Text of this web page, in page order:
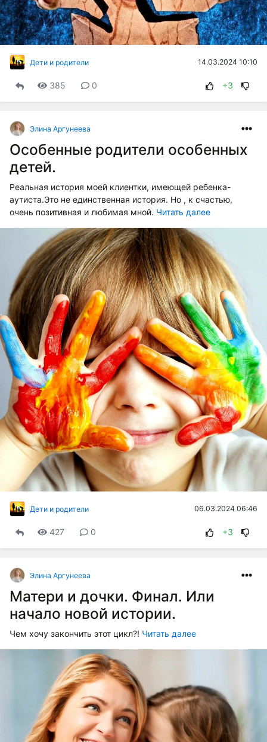
Дети и родители 14.03.2024 10:10
385 0 +3
Элина Аргунеева
Особенные родители особенных
детей.
Реальная история моей клиентки, имеющей ребенка-
аутиста.Это не единственная история. Но , к счастью,
очень позитивная и любимая мной. Читать далее
Дети и родители 06.03.2024 06:46
427 0 +3
Элина Аргунеева
Матери и дочки. Финал. Или
начало новой истории.
Чем хочу закончить этот цикл?! Читать далее